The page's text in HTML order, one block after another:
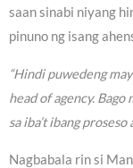
saan sinabi niyang
pinuno ng isang
“Hindi puwedeng
head of agency.
sa iba’t ibang proseso
Nagbabala rin si